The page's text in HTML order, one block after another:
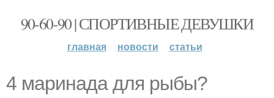
90-60-90 | СПОРТИВНЫЕ ДЕВУШКИ
главная новости статьи
4 маринада для рыбы?